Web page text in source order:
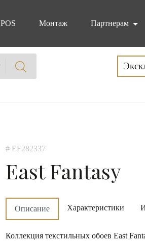
POS Монтаж Партнерам
# EF282337
East Fantasy
Описание Характеристики
Коллекция текстильных обоев East